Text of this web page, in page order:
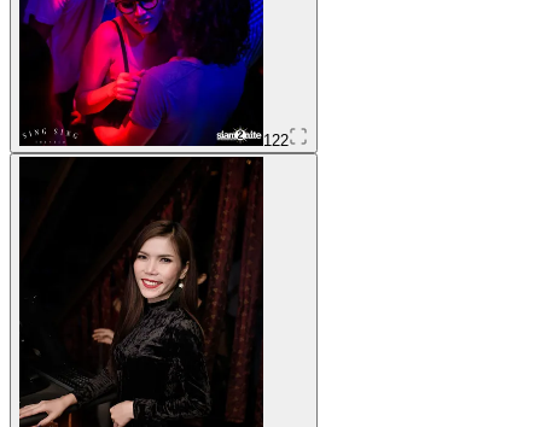
122